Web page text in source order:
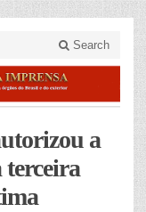
Search
a
terceira